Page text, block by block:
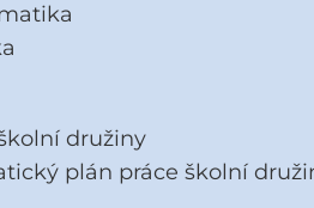
družiny
plán práce školní